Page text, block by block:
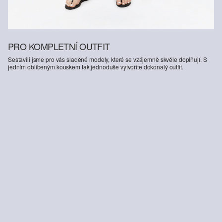
PRO KOMPLETNÍ OUTFIT
Sestavili jsme pro vás sladěné modely, které se vzájemně skvěle doplňují. S
jedním oblíbeným kouskem tak jednoduše vytvoříte dokonalý outfit.